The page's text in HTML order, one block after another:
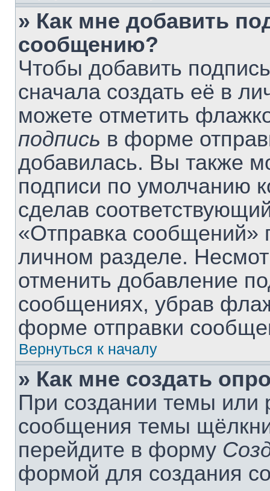
» Как мне добавить
сообщению?
Чтобы добавить
сначала создать её в
можете отметить
подпись в форме
добавилась. Вы также
подписи по умолчанию
сделав
«Отправка сообщений»
личном разделе.
отменить добавление
сообщениях, убрав
форме отправки
Вернуться к началу
» Как мне создать
При создании темы или
сообщения темы
перейдите в форму
формой для создания